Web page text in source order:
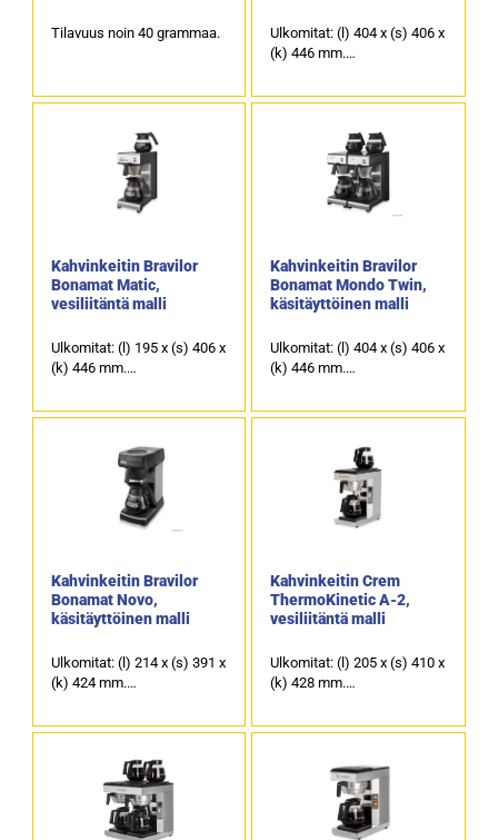
Tilavuus noin 40 grammaa.
Ulkomitat: (l) 404 x (s) 406 x
(k) 446 mm.
Lasikannun tilavuus on 1,7
Suodatusaika on noin 7
minuuttia per kannu.
Kapasiteetti noin 24 litraa
tunnissa (noin 192 kuppia).
Tuotekoodi: 1020.
Kahvinkeitin Bravilor
Bonamat Matic,
vesiliitäntä malli
Ulkomitat: (l) 195 x (s) 406 x
(k) 446 mm.
Lasikannun tilavuus on 1,7
Suodatusaika on noin 6
minuuttia per kannu.
Kapasiteetti noin 15 litraa
tunnissa (noin 120 kuppia).
Tuotekoodi: 1034.
Kahvinkeitin Bravilor
Bonamat Mondo Twin,
käsitäyttöinen malli
Ulkomitat: (l) 404 x (s) 406 x
(k) 446 mm.
Lasikannun tilavuus on 1,7
Suodatusaika on noin 6
minuuttia per kannu.
Kapasiteetti noin 28 litraa
tunnissa (noin 224 kuppia).
Tuotekoodi: 1023.
Kahvinkeitin Bravilor
Bonamat Novo,
käsitäyttöinen malli
Ulkomitat: (l) 214 x (s) 391 x
(k) 424 mm.
Lasikannun tilavuus on 1,7
Suodatusaika on noin 5
minuuttia per kannu.
Kapasiteetti 18 litraa
Kahvinkeitin Crem
ThermoKinetic A-2,
vesiliitäntä malli
Ulkomitat: (l) 205 x (s) 410 x
(k) 428 mm.
Lasikannun tilavuus on 1,8
Suodatusaika on noin 6
minuuttia per kannu.
Kapasiteetti noin 15 litraa